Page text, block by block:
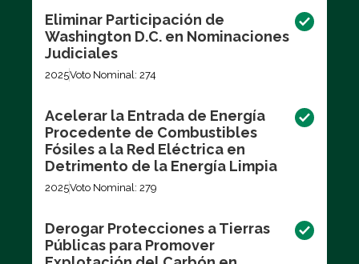
Eliminar Participación de
Washington D.C. en Nominaciones
Judiciales
2025Voto Nominal: 274
Acelerar la Entrada de Energía
Procedente de Combustibles
Fósiles a la Red Eléctrica en
Detrimento de la Energía Limpia
2025Voto Nominal: 279
Derogar Protecciones a Tierras
Públicas para Promover